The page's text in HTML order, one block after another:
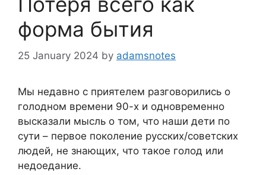
форма бытия
25 January 2024 by adamsnotes
Мы недавно с приятелем разговорились о
голодном времени 90-х и одновременно
высказали мысль о том, что наши дети по
сути – первое поколение русских/советских
людей, не знающих, что такое голод или
недоедание.